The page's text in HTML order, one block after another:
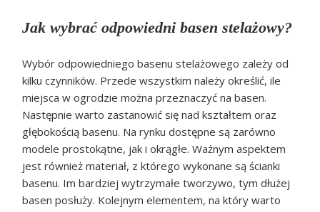
Jak wybrać odpowiedni basen stelażowy?
Wybór odpowiedniego basenu stelażowego zależy od
kilku czynników. Przede wszystkim należy określić, ile
miejsca w ogrodzie można przeznaczyć na basen.
Następnie warto zastanowić się nad kształtem oraz
głębokością basenu. Na rynku dostępne są zarówno
modele prostokątne, jak i okrągłe. Ważnym aspektem
jest również materiał, z którego wykonane są ścianki
basenu. Im bardziej wytrzymałe tworzywo, tym dłużej
basen posłuży. Kolejnym elementem, na który warto